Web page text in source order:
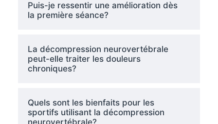
Puis-je ressentir une amélioration dès
la première séance?
La décompression neurovertébrale
peut-elle traiter les douleurs
chroniques?
Quels sont les bienfaits pour les
sportifs utilisant la décompression
neurovertébrale?